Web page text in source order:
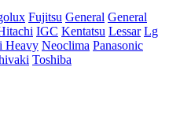
Fujitsu General General
IGC Kentatsu Lessar Lg
Heavy Neoclima Panasonic
Toshiba